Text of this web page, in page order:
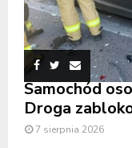
Samochód
Droga
7 sierpnia 2026